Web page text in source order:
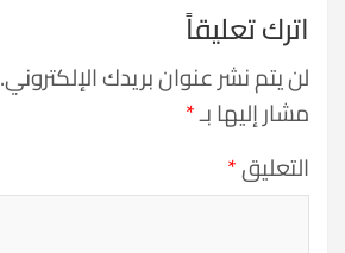
اترك تعليقاً
لن يتم نشر عنوان بريدك الإلكتروني.
مشار إليها بـ*
التعليق*